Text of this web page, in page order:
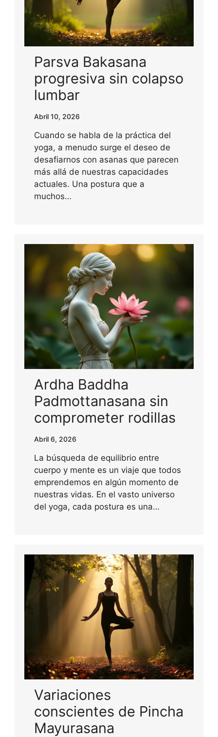
Parsva Bakasana
progresiva sin colapso
lumbar
Abril 10, 2026
Cuando se habla de la práctica del
yoga, a menudo surge el deseo de
desafiarnos con asanas que parecen
más allá de nuestras capacidades
actuales. Una postura que a
muchos…
Ardha Baddha
Padmottanasana sin
comprometer rodillas
Abril 6, 2026
La búsqueda de equilibrio entre
cuerpo y mente es un viaje que todos
emprendemos en algún momento de
nuestras vidas. En el vasto universo
del yoga, cada postura es una…
Variaciones
conscientes de Pincha
Mayurasana